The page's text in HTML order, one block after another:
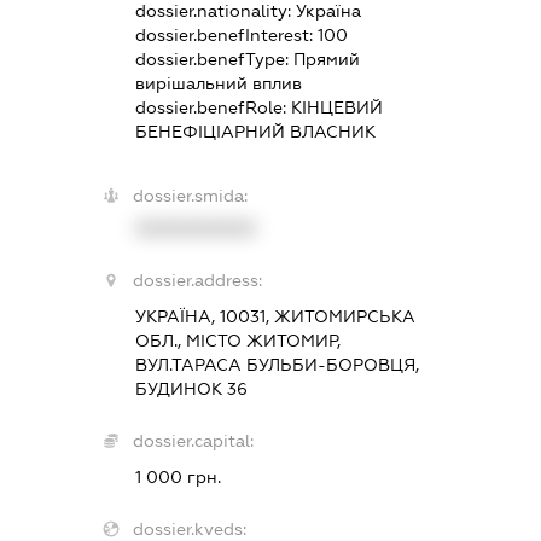
dossier.nationality:Україна
dossier.benefInterest:100
dossier.benefType: Прямий
вирішальний вплив
dossier.benefRole: КІНЦЕВИЙ
БЕНЕФІЦІАРНИЙ ВЛАСНИК
dossier.smida:
dossier.address:
УКРАЇНА, 10031, ЖИТОМИРСЬКА
ОБЛ., МІСТО ЖИТОМИР,
ВУЛ.ТАРАСА БУЛЬБИ-БОРОВЦЯ,
БУДИНОК 36
dossier.capital:
1 000 грн.
dossier.kveds: